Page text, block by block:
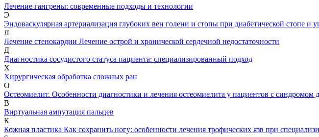
Лечение гангрены: современные подходы и технологии
Э
Эндоваскулярная артериализация глубоких вен голени и стопы при диабетической стопе и
Л
Лечение стенокардии Лечение острой и хронической сердечной недостаточности
Д
Диагностика сосудистого статуса пациента: специализированный подход
Х
Хирургическая обработка сложных ран
О
Остеомиелит. Особенности диагностики и лечения остеомиелита у пациентов с синдромом
В
Виртуальная ампутация пальцев
К
Кожная пластика Как сохранить ногу: особенности лечения трофических язв при